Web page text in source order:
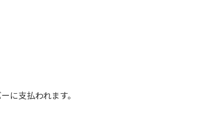
に支払われます。